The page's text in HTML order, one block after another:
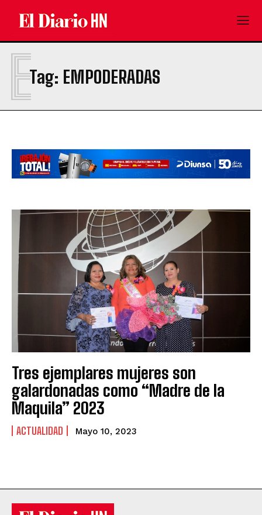
Tag: EMPODERADAS
E
Tres ejemplares mujeres son
galardonadas como “Madre de la
Maquila” 2023
ACTUALIDAD Mayo 10, 2023